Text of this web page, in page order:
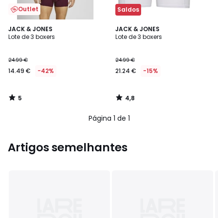
Outlet
JACK & JONES
Lote de 3 boxers
24.99 €
14.49 € -42%
5
/
5
/
Saldos
JACK & JONES
Lote de 3 boxers
24.99 €
21.24 € -15%
4,8
/ 5
4,8
/
Página 1 de 1
Artigos semelhantes